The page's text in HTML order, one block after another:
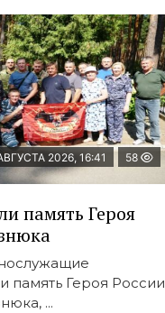
2026, 16:41 58
память Героя
память Героя России
...